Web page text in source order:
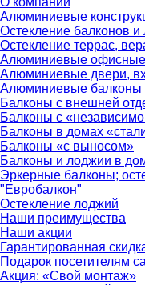
Алюминиевые
Остекление балконов и
Остекление террас,
Алюминиевые офисные
Алюминиевые двери,
Алюминиевые балконы
Балконы с внешней
Балконы с
Балконы в домах
Балконы «с выносом»
Балконы и лоджии в
Эркерные балконы;
"Евробалкон"
Остекление лоджий
Наши преимущества
Наши акции
Гарантированная
Подарок посетителям
Акция: «Свой монтаж»